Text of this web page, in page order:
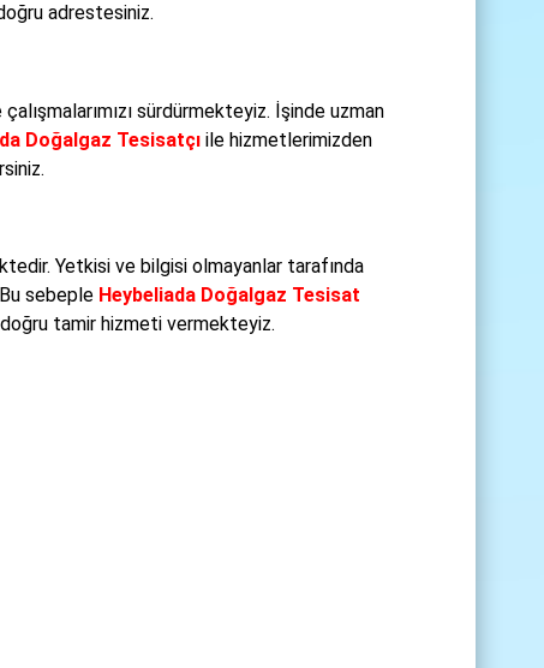
adrestesiniz.
sürdürmekteyiz. İşinde uzman
Doğalgaz Tesisatçıile hizmetlerimizden
Yetkisi ve bilgisi olmayanlar tarafında
sebeple Heybeliada Doğalgaz Tesisat
tamir hizmeti vermekteyiz.